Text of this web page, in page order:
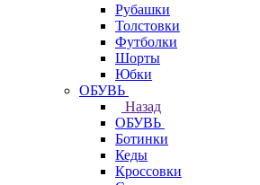
Рубашки
Толстовки
Футболки
Шорты
Юбки
ОБУВЬ
Назад
ОБУВЬ
Ботинки
Кеды
Кроссовки